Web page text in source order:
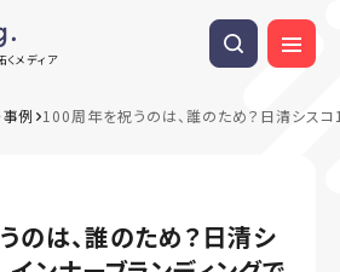
メディア
事例 100周年を祝うのは、誰のため？日清シス
のは、誰のため？日清シ